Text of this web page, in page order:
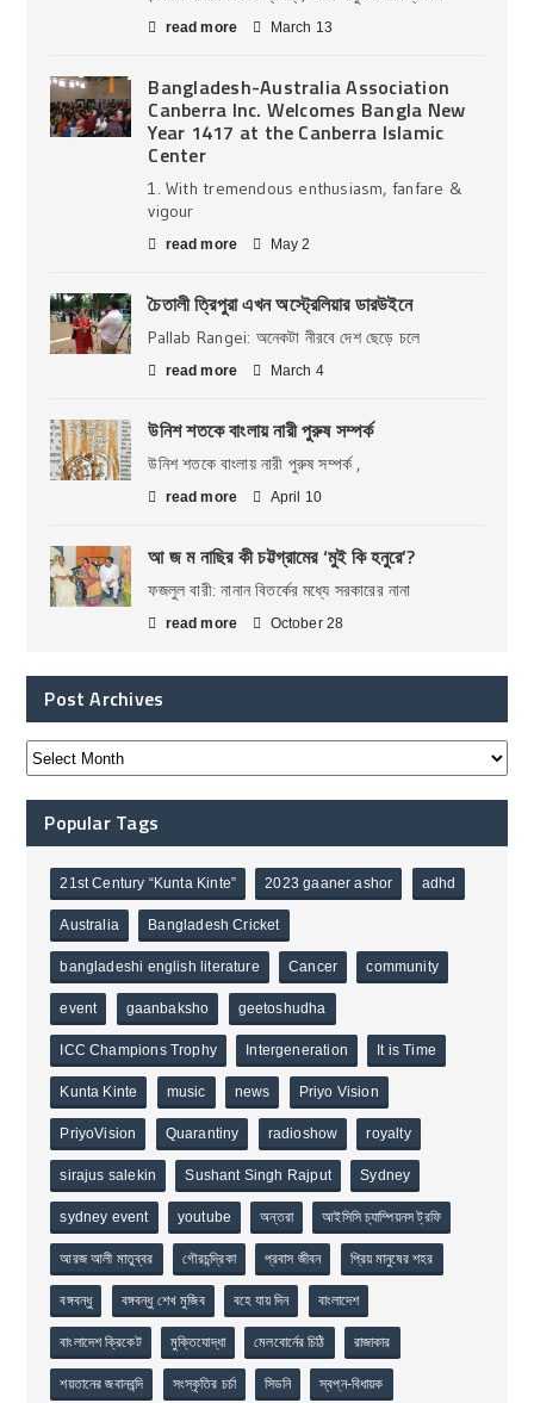
read more March 13
Bangladesh-Australia Association
Canberra Inc. Welcomes Bangla New
Year 1417 at the Canberra Islamic
Center
1. With tremendous enthusiasm, fanfare &
vigour
read more May 2
চৈতালী ত্রিপুরা এখন অস্ট্রেলিয়ার ডারউইনে
Pallab Rangei: অনেকটা নীরবে দেশ ছেড়ে চলে
read more March 4
উনিশ শতকে বাংলায় নারী পুরুষ সম্পর্ক
উনিশ শতকে বাংলায় নারী পুরুষ সম্পর্ক ,
read more April 10
আ জ ম নাছির কী চট্টগ্রামের ‘মুই কি হনুরে’?
ফজলুল বারী: নানান বিতর্কের মধ্যে সরকারের নানা
read more October 28
Post Archives
Popular Tags
21st Century “Kunta Kinte” 2023 gaaner ashor adhd
Australia Bangladesh Cricket
bangladeshi english literature Cancer community
event gaanbaksho geetoshudha
ICC Champions Trophy Intergeneration It is Time
Kunta Kinte music news Priyo Vision
PriyoVision Quarantiny radioshow royalty
sirajus salekin Sushant Singh Rajput Sydney
sydney event youtube অন্তরা আইসিসি চ্যাম্পিয়নস ট্রফি
আরজ আলী মাতুব্বর গৌরচন্দ্রিকা প্রবাস জীবন প্রিয় মানুষের শহর
বঙ্গবন্ধু বঙ্গবন্ধু শেখ মুজিব বহে যায় দিন বাংলাদেশ
বাংলাদেশ ক্রিকেট মুক্তিযোদ্ধা মেলবোর্নের চিঠি রাজাকার
শয়তানের জবানবন্দি সংস্কৃতির চর্চা সিডনি স্বপ্ন-বিধায়ক